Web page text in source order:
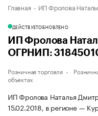
Главная ИП Фролова
ДЕЙСТВУЕТОБНОВЛЕНО
ИП Фролова
ОГРНИП:
Розничная торговля
объектах
ИП Фролова Наталья
15.02.2018, в регионе —